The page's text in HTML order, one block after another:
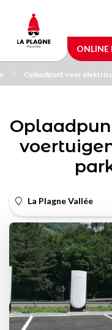
main
content
ONLINE
Oplaadpunt voor
La Plagne Vallée